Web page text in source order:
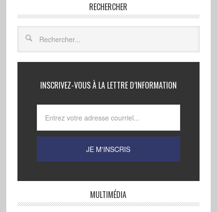
RECHERCHER
INSCRIVEZ-VOUS À LA LETTRE D’INFORMATION
MULTIMÉDIA